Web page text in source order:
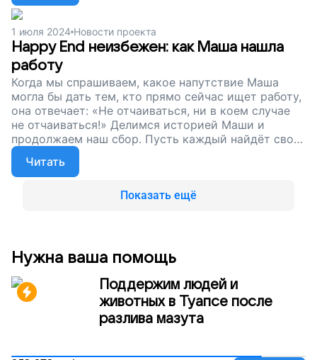
1 июля 2024 Новости проекта
Happy End неизбежен: как Маша нашла
работу
Когда мы спрашиваем, какое напутствие Маша
могла бы дать тем, кто прямо сейчас ищет работу,
она отвечает: «Не отчаиваться, ни в коем случае
не отчаиваться!» Делимся историей Маши и
продолжаем наш сбор. Пусть каждый найдёт своё
место в мире!
Читать
Показать ещё
Нужна ваша помощь
Поддержим людей и
животных в Туапсе после
разлива мазута